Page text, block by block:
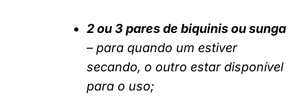
2 ou 3 pares de biquinis ou sunga
– para quando um estiver
secando, o outro estar disponível
para o uso;